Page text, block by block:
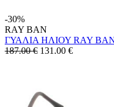
-30%
RAY BAN
ΓΥΑΛΙΑ ΗΛΙΟΥ RAY BAN
187.00 € 131.00 €